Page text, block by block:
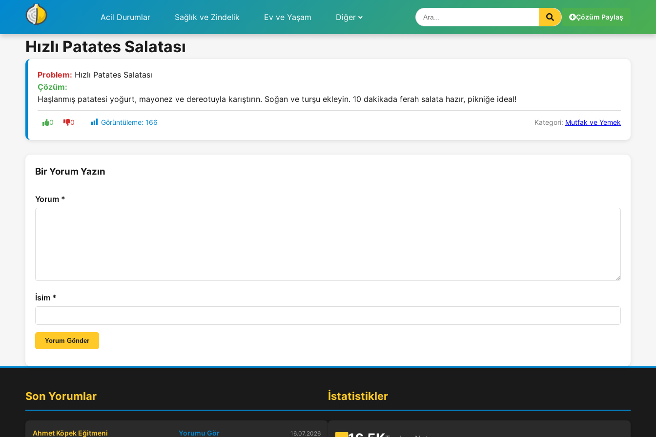
Acil Durumlar Sağlık ve Zindelik Ev ve Yaşam Diğer Çözüm Paylaş
Hızlı Patates Salatası
Problem: Hızlı Patates Salatası
Çözüm:
Haşlanmış patatesi yoğurt, mayonez ve dereotuyla karıştırın. Soğan ve turşu ekleyin. 10 dakikada ferah salata hazır, pikniğe ideal!
0 0 Görüntüleme: 166 Kategori: Mutfak ve Yemek
Bir Yorum Yazın
Yorum *
İsim *
Yorum Gönder
Son Yorumlar
Ahmet Köpek Eğitmeni Yorumu Gör 16.07.2026
İstatistikler